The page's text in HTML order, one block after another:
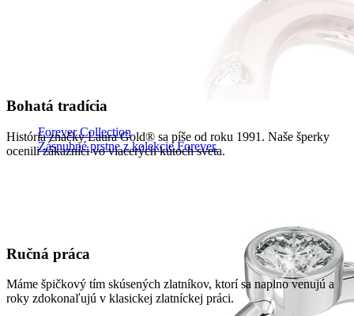
Forever Collection
Zásnubné prstne z kolekcie Forever.
Bohatá tradícia
História značky Laura Gold® sa píše od roku 1991. Naše šperky
ocenili zákazníci vo viacerých kútoch sveta.
Ručná práca
Máme špičkový tím skúsených zlatníkov, ktorí sa naplno venujú a
roky zdokonaľujú v klasickej zlatníckej práci.